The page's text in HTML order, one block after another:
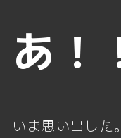
あ！
いま思い出した